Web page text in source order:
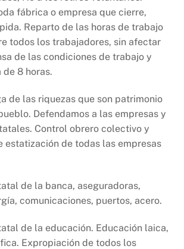
fábrica o empresa que cierre,
Reparto de las horas de trabajo
todos los trabajadores, sin afectar
de las condiciones de trabajo y
de 8 horas.
de las riquezas que son patrimonio
Defendamos a las empresas y
Control obrero colectivo y
estatización de todas las empresas
de la banca, aseguradoras,
comunicaciones, puertos, acero.
de la educación. Educación laica,
Expropiación de todos los